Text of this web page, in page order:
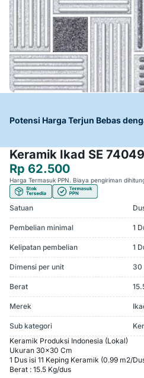
Potensi Harga Terjun Bebas
Keramik Ikad SE
Rp 62.500
Harga Termasuk PPN. Biaya pengiriman
Satuan
Pembelian minimal 1
Kelipatan pembelian 1
Dimensi per unit 30
Berat
Merek
Sub kategori
Keramik Produksi Indonesia (Lokal)
Ukuran 30x30 Cm
1 Dus isi 11 Keping Keramik (0.99 m2/
Berat : 15.5 Kg/dus